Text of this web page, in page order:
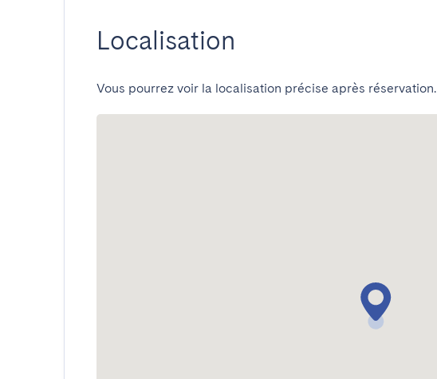
Localisation
Vous pourrez voir la localisation précise après réservation.